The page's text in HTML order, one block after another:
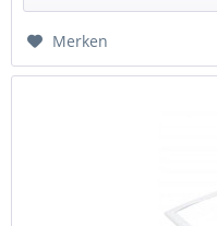
Merken